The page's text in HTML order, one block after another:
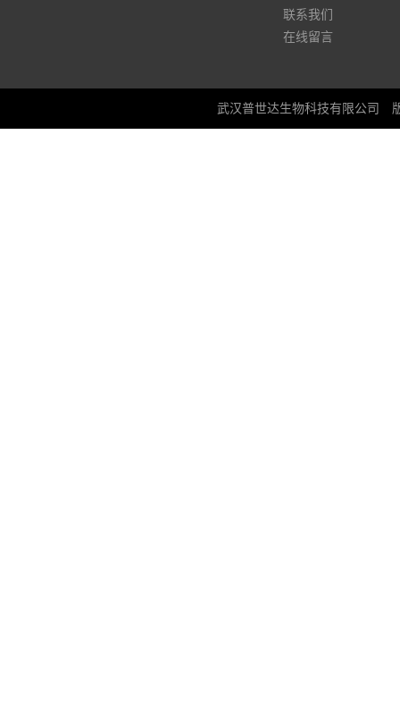
联系我们
在线留言
武汉普世达生物科技有限公司